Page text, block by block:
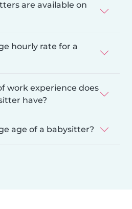
are available on
hourly rate for a
work experience does
have?
age of a babysitter?